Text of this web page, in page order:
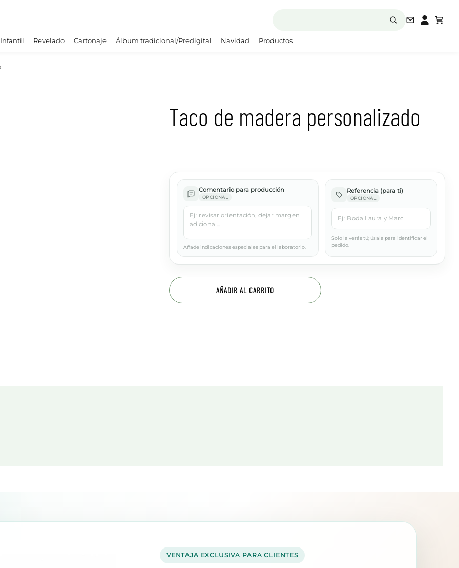
Infantil Revelado Cartonaje Álbum tradicional/Predigital Navidad Productos
Taco de madera personalizado
Comentario para producción
OPCIONAL
Añade indicaciones especiales para el laboratorio.
Referencia (para ti)
OPCIONAL
Solo la verás tú; úsala para identificar el
pedido.
AÑADIR AL CARRITO
VENTAJA EXCLUSIVA PARA CLIENTES